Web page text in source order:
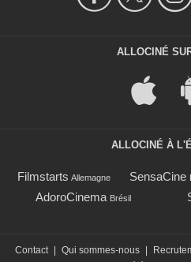
ALLOCINÉ
ALLOCINÉ À
Filmstarts Allemagne SensaCine
AdoroCinema Brésil
Contact Qui sommes-nous